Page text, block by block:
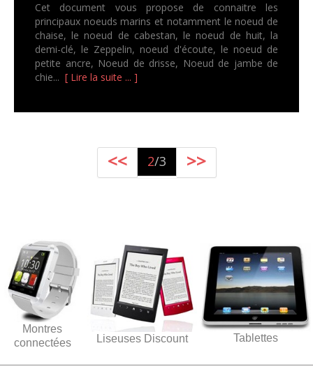
Cet document vous propose de connaitre les
principaux noeuds marins et notamment le noeud de
chaise, le noeud de cabestan, le noeud de huit, la
demi-clé, le Zeppelin, noeud d'écoute, le noeud de
petite ancre, Noeud de drisse, Noeud de jambe de
chie... [ Lire la suite ... ]
<< 2/3 >>
Montres
connectées
Liseuses Discount Tablettes